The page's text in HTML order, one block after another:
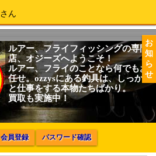
お
知
ら
せ
さん
ルアー、フライフィッシングの専門
店、オジーズへようこそ！
ルアー、フライのことなら何でもお
任せ。ozzysにある釣具は、しっかり
と仕事をする本物たちばかり。
買取も実施中！
会員登録 パスワード確認